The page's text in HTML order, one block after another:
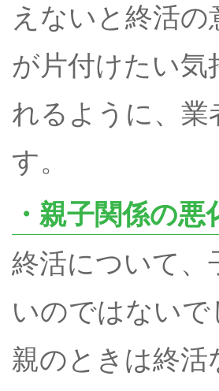
えないと終活
が片付けたい
れるように、
す。
・親子関係の
終活について、
いのではない
親のときは終